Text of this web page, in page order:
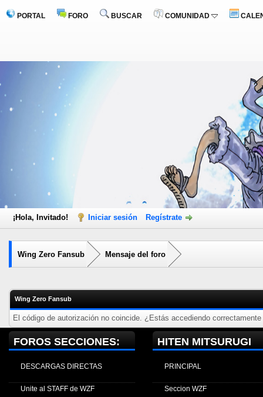
PORTAL FORO BUSCAR COMUNIDAD
¡Hola, Invitado! Iniciar sesión Regístrate
Wing Zero Fansub Mensaje del foro
Wing Zero Fansub
El código de autorización no coincide. ¿Estás accediendo
FOROS SECCIONES:
DESCARGAS DIRECTAS
Unite al STAFF de WZF
HITEN MITSURUGI
PRINCIPAL
Seccion WZF